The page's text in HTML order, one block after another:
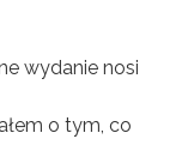
wydanie nosi
o tym, co